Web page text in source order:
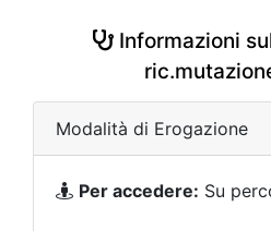
Informazioni
Modalità di Erogazione
Per accedere: Su